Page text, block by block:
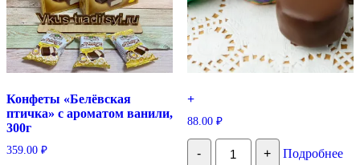
Конфеты «Белёвская
птичка» с ароматом ванили,
300г
359.00 ₽
+
88.00 ₽
-
Количество
+
Подробнее